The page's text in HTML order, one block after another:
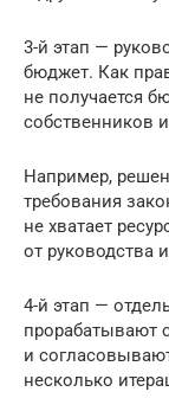
3-й этап —
бюджет. Как
не получается
собственников
Например,
требования
не хватает
от руководства
4-й этап —
прорабатывают
и
несколько